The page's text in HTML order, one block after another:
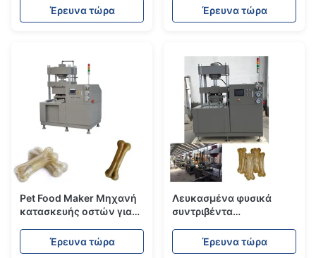
παραγωγής πρωτεϊνών
σόγιας
Έρευνα τώρα
Έρευνα τώρα
Pet Food Maker Μηχανή
κατασκευής οστών για
ακατέργαστου δέρματος
για σκύλους
Έρευνα τώρα
Λευκασμένα φυσικά
συντριβέντα
2500 x 1200 x 1900 mm
Έρευνα τώρα